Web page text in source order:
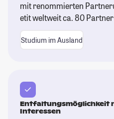
mit renommierten
etit weltweit ca. 80
Studium im Ausland
Entfaltungsmöglichkeit
Interessen